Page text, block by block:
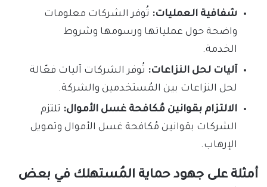
شفافية العمليات: تُوفر الشركات معلومات
واضحة حول عملياتها ورسومها وشروط
الخدمة.
آليات لحل النزاعات: تُوفر الشركات آليات فعّالة
لحل النزاعات بين المُستخدمين والشركة.
الالتزام بقوانين مُكافحة غسل الأموال: تلتزم
الشركات بقوانين مُكافحة غسل الأموال وتمويل
الإرهاب.
أمثلة على جهود حماية المُستهلك في بعض